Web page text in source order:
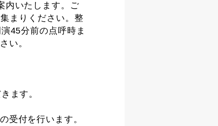
内いたします。ご
まりください。整
45分前の点呼時ま
い。
ます。
受付を行います。